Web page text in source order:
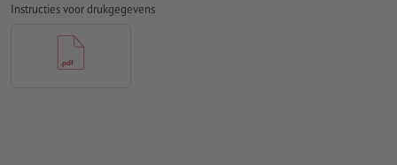
Resolutie:600 dpi
Hoe maak ik afdrukgegevens correct?
Instructies voor drukgegevens